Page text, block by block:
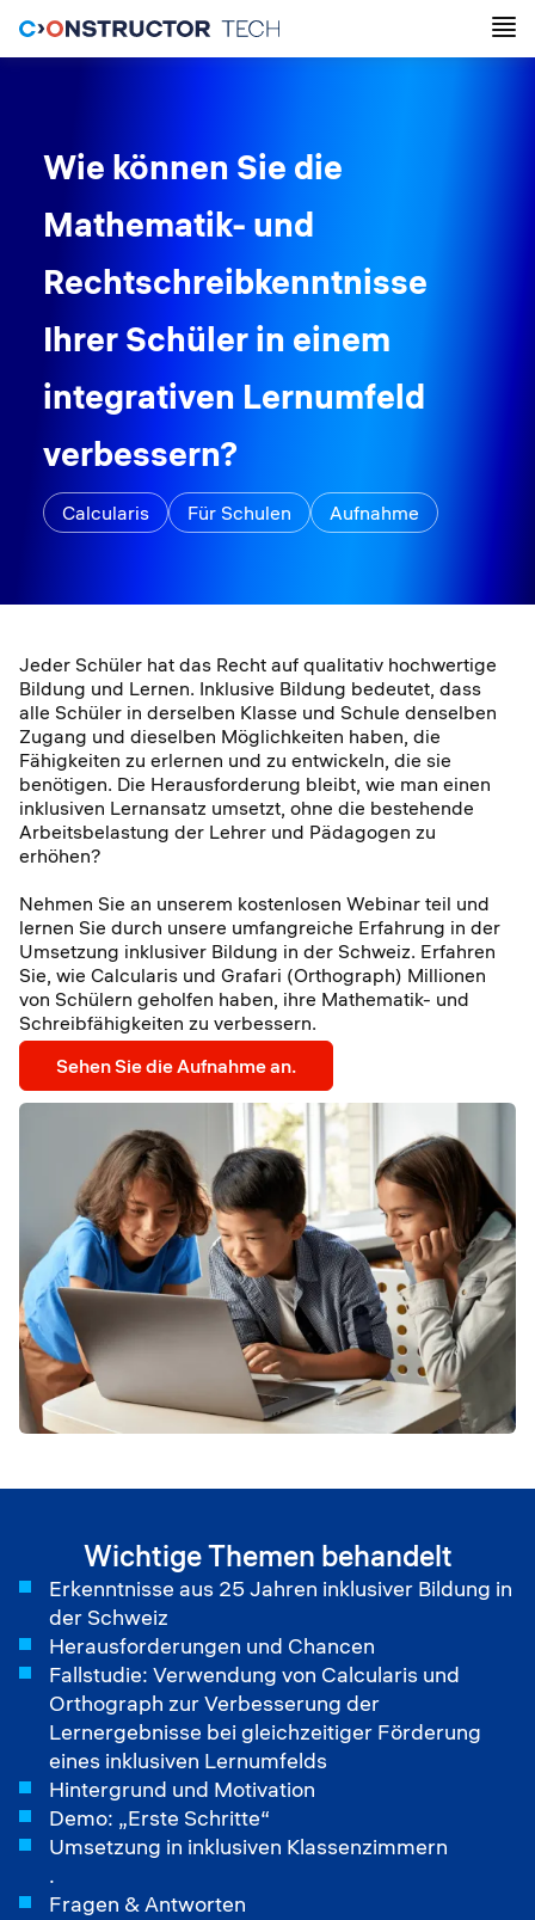
Wie können Sie die
Mathematik- und
Rechtschreibkenntnisse
Ihrer Schüler in einem
integrativen Lernumfeld
verbessern?
Calcularis Für Schulen Aufnahme
Jeder Schüler hat das Recht auf qualitativ hochwertige
Bildung und Lernen. Inklusive Bildung bedeutet, dass
alle Schüler in derselben Klasse und Schule denselben
Zugang und dieselben Möglichkeiten haben, die
Fähigkeiten zu erlernen und zu entwickeln, die sie
benötigen. Die Herausforderung bleibt, wie man einen
inklusiven Lernansatz umsetzt, ohne die bestehende
Arbeitsbelastung der Lehrer und Pädagogen zu
erhöhen?
Nehmen Sie an unserem kostenlosen Webinar teil und
lernen Sie durch unsere umfangreiche Erfahrung in der
Umsetzung inklusiver Bildung in der Schweiz. Erfahren
Sie, wie Calcularis und Grafari (Orthograph) Millionen
von Schülern geholfen haben, ihre Mathematik- und
Schreibfähigkeiten zu verbessern.
Sehen Sie die Aufnahme an.
Wichtige Themen behandelt
Erkenntnisse aus 25 Jahren inklusiver Bildung in
der Schweiz
Herausforderungen und Chancen
Fallstudie: Verwendung von Calcularis und
Orthograph zur Verbesserung der
Lernergebnisse bei gleichzeitiger Förderung
eines inklusiven Lernumfelds
Hintergrund und Motivation
Demo: „Erste Schritte“
Umsetzung in inklusiven Klassenzimmern
.
Fragen & Antworten